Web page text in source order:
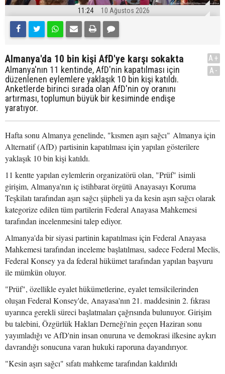
11:24 10 Ağustos 2026
Almanya'da 10 bin kişi AfD'ye karşı sokakta
Almanya'nın 11 kentinde, AfD'nin kapatılması için
düzenlenen eylemlere yaklaşık 10 bin kişi katıldı.
Anketlerde birinci sırada olan AfD'nin oy oranını
artırması, toplumun büyük bir kesiminde endişe
yaratıyor.
A+
A-
Hafta sonu Almanya genelinde, "kısmen aşırı sağcı" Almanya için
Alternatif (AfD) partisinin kapatılması için yapılan gösterilere
yaklaşık 10 bin kişi katıldı.
11 kentte yapılan eylemlerin organizatörü olan, "Prüf" isimli
girişim, Almanya'nın iç istihbarat örgütü Anayasayı Koruma
Teşkilatı tarafından aşırı sağcı şüpheli ya da kesin aşırı sağcı olarak
kategorize edilen tüm partilerin Federal Anayasa Mahkemesi
tarafından incelenmesini talep ediyor.
Almanya'da bir siyasi partinin kapatılması için Federal Anayasa
Mahkemesi tarafından inceleme başlatılması, sadece Federal Meclis,
Federal Konsey ya da federal hükümet tarafından yapılan başvuru
ile mümkün oluyor.
"Prüf", özellikle eyalet hükümetlerine, eyalet temsilcilerinden
oluşan Federal Konsey'de, Anayasa'nın 21. maddesinin 2. fıkrası
uyarınca gerekli süreci başlatmaları çağrısında bulunuyor. Girişim
bu talebini, Özgürlük Hakları Derneği'nin geçen Haziran sonu
yayımladığı ve AfD'nin insan onuruna ve demokrasi ilkesine aykırı
davrandığı sonucuna varan hukuki raporuna dayandırıyor.
"Kesin aşırı sağcı" sıfatı mahkeme tarafından kaldırıldı